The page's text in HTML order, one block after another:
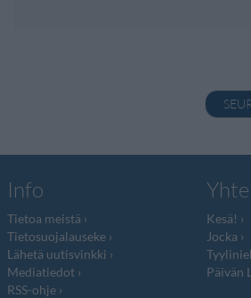
Info
Tietoa meistä
Tietosuojalauseke
Lähetä uutisvinkki
Mediatiedot
RSS-ohje
Kesä!
Jocka
Päivän